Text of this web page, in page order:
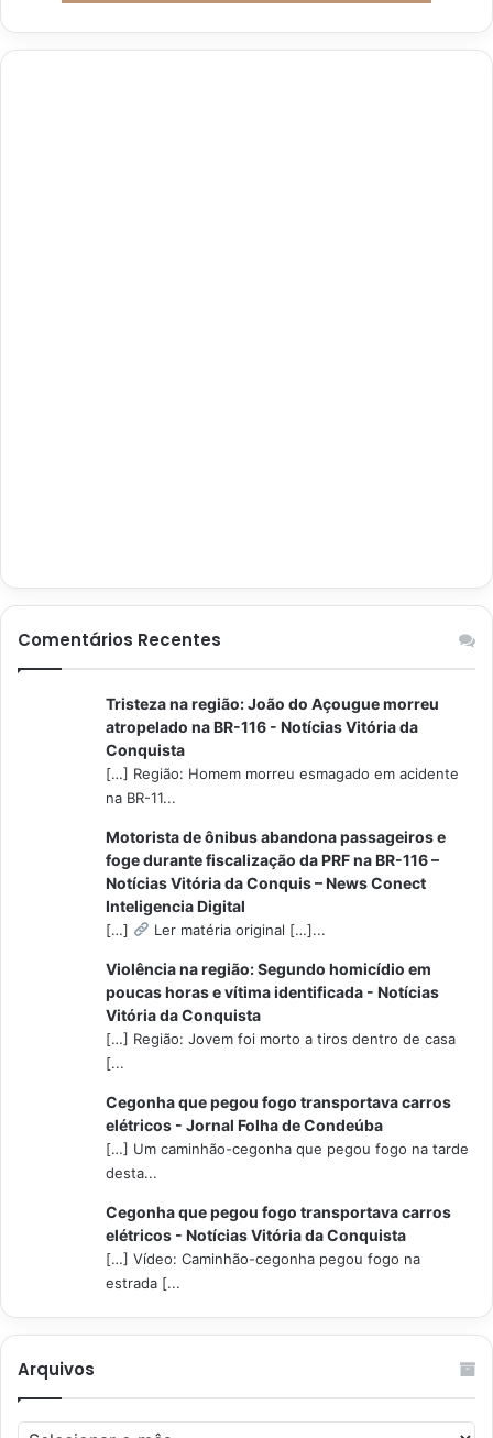
Comentários Recentes
Tristeza na região: João do Açougue morreu
atropelado na BR-116 - Notícias Vitória da
Conquista
[…] Região: Homem morreu esmagado em acidente
na BR-11...
Motorista de ônibus abandona passageiros e
foge durante fiscalização da PRF na BR-116 –
Notícias Vitória da Conquis – News Conect
Inteligencia Digital
[…] Ler matéria original […]...
Violência na região: Segundo homicídio em
poucas horas e vítima identificada - Notícias
Vitória da Conquista
[…] Região: Jovem foi morto a tiros dentro de casa
[...
Cegonha que pegou fogo transportava carros
elétricos - Jornal Folha de Condeúba
[…] Um caminhão-cegonha que pegou fogo na tarde
desta...
Cegonha que pegou fogo transportava carros
elétricos - Notícias Vitória da Conquista
[…] Vídeo: Caminhão-cegonha pegou fogo na
estrada [...
Arquivos
Arquivos